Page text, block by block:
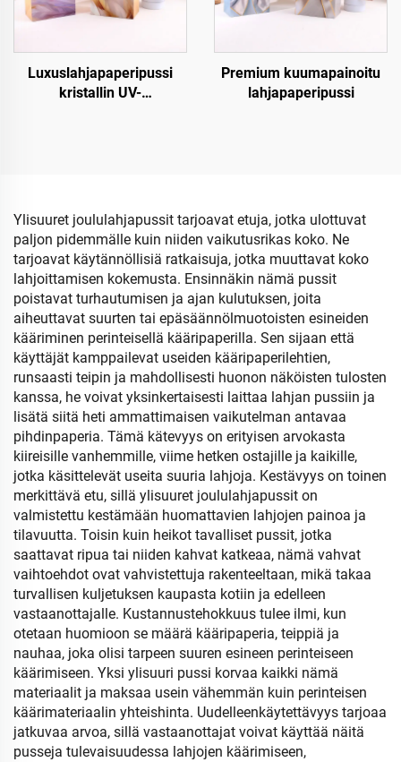
Luxuslahjapaperipussi
kristallin UV-
Premium kuumapainoitu
lahjapaperipussi
Ylisuuret joululahjapussit tarjoavat etuja, jotka ulottuvat
paljon pidemmälle kuin niiden vaikutusrikas koko. Ne
tarjoavat käytännöllisiä ratkaisuja, jotka muuttavat koko
lahjoittamisen kokemusta. Ensinnäkin nämä pussit
poistavat turhautumisen ja ajan kulutuksen, joita
aiheuttavat suurten tai epäsäännölmuotoisten esineiden
kääriminen perinteisellä kääripaperilla. Sen sijaan että
käyttäjät kamppailevat useiden kääripaperilehtien,
runsaasti teipin ja mahdollisesti huonon näköisten tulosten
kanssa, he voivat yksinkertaisesti laittaa lahjan pussiin ja
lisätä siitä heti ammattimaisen vaikutelman antavaa
pihdinpaperia. Tämä kätevyys on erityisen arvokasta
kiireisille vanhemmille, viime hetken ostajille ja kaikille,
jotka käsittelevät useita suuria lahjoja. Kestävyys on toinen
merkittävä etu, sillä ylisuuret joululahjapussit on
valmistettu kestämään huomattavien lahjojen painoa ja
tilavuutta. Toisin kuin heikot tavalliset pussit, jotka
saattavat ripua tai niiden kahvat katkeaa, nämä vahvat
vaihtoehdot ovat vahvistettuja rakenteeltaan, mikä takaa
turvallisen kuljetuksen kaupasta kotiin ja edelleen
vastaanottajalle. Kustannustehokkuus tulee ilmi, kun
otetaan huomioon se määrä kääripaperia, teippiä ja
nauhaa, joka olisi tarpeen suuren esineen perinteiseen
käärimiseen. Yksi ylisuuri pussi korvaa kaikki nämä
materiaalit ja maksaa usein vähemmän kuin perinteisen
käärimateriaalin yhteishinta. Uudelleenkäytettävyys tarjoaa
jatkuvaa arvoa, sillä vastaanottajat voivat käyttää näitä
pusseja tulevaisuudessa lahjojen käärimiseen,